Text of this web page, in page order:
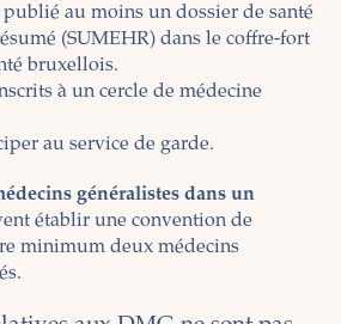
au moins un dossier de santé
(SUMEHR) dans le coffre-fort
bruxellois.
à un cercle de médecine
au service de garde.
généralistes dans un
établir une convention de
minimum deux médecins